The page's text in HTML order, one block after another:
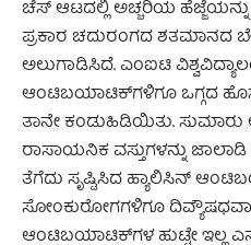
ಚೆಸ್ ಆಟದಲ್ಲಿ ಅಚ್ಚರಿಯ ಹೆಜ್ಜೆಯನ್ನು
ಪ್ರಕಾರ ಚದುರಂಗದ ಶತಮಾನದ
ಅಲುಗಾಡಿಸಿದೆ. ಎಂಐಟಿ
ಆಂಟಿಬಯಾಟಿಕ್‌ಗಳಿಗೂ ಒಗ್ಗದ
ತಾನೇ ಕಂಡುಹಿಡಿಯಿತು.
ರಾಸಾಯನಿಕ ವಸ್ತುಗಳನ್ನು
ತೆಗೆದು ಸೃಷ್ಟಿಸಿದ ಹ್ಯಾಲಿಸಿನ್
ಸೋಂಕುರೋಗಗಳಿಗೂ
ಆಂಟಿಬಯಾಟಿಕ್‌ಗಳ ಹುಟ್ಟೇ ಇಲ್ಲ